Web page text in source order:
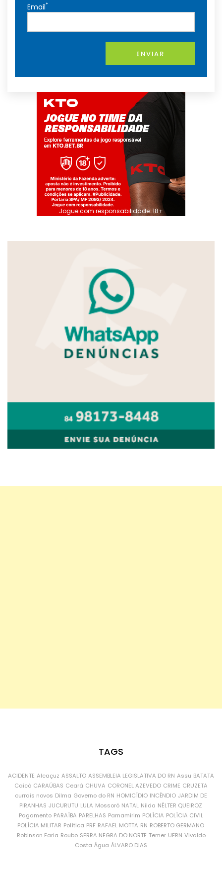
Email*
ENVIAR
Jogue com responsabilidade. 18+
TAGS
ACIDENTE Alcaçuz ASSALTO ASSEMBLEIA LEGISLATIVA DO RN Assu BATATA
Caicó CARAÚBAS Ceará CHUVA CORONEL AZEVEDO CRIME CRUZETA
currais novos Dilma Governo do RN HOMICÍDIO INCÊNDIO JARDIM DE
PIRANHAS JUCURUTU LULA Mossoró NATAL Nilda NÉLTER QUEIROZ
Pagamento PARAÍBA PARELHAS Parnamirim POLÍCIA POLÍCIA CIVIL
POLÍCIA MILITAR Política PRF RAFAEL MOTTA RN ROBERTO GERMANO
Robinson Faria Roubo SERRA NEGRA DO NORTE Temer UFRN Vivaldo
Costa Água ÁLVARO DIAS